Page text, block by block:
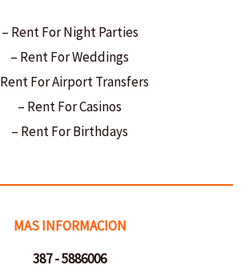
– Rent For Night Parties
– Rent For Weddings
For Airport Transfers
– Rent For Casinos
– Rent For Birthdays
MAS INFORMACION
387 - 5886006